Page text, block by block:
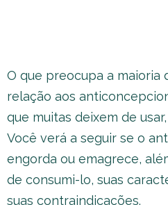
O que preocupa a maioria
relação aos
que muitas deixem de
Você verá a seguir se o
engorda ou emagrece,
de consumi-lo, suas
suas contraindicações.